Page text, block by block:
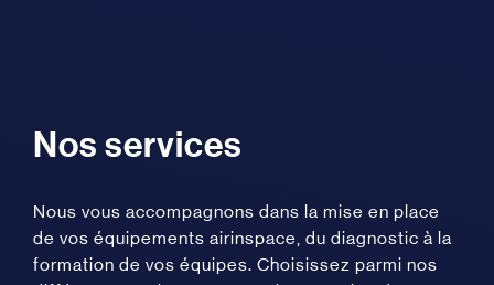
Nos services
Nous vous accompagnons dans la mise en place
de vos équipements airinspace, du diagnostic à la
formation de vos équipes. Choisissez parmi nos